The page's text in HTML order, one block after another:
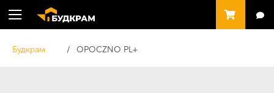
Будкрам OPOCZNO PL+